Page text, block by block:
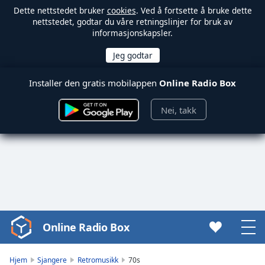
Dette nettstedet bruker cookies. Ved å fortsette å bruke dette
nettstedet, godtar du våre retningslinjer for bruk av
informasjonskapsler.
Installer den gratis mobilappen Online Radio Box
Nei, takk
Video
Player
Online Radio Box
Hjem Sjangere Retromusikk 70s